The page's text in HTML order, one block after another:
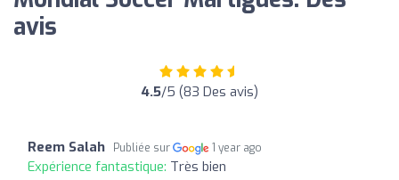
avis
4.5/5 (83 Des avis)
Reem Salah Publiée sur 1 year ago
Expérience fantastique: Très bien